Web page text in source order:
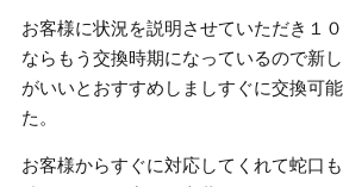
お客様に状況を説明させていただき１
ならもう交換時期になっているので新
がいいとおすすめしましすぐに交換可
た。
お客様からすぐに対応してくれて蛇口